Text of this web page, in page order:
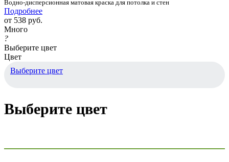
Водно-дисперсионная матовая краска для потолка и стен
Подробнее
от 538 руб.
Много
?
Выберите цвет
Цвет
Выберите цвет
Выберите цвет